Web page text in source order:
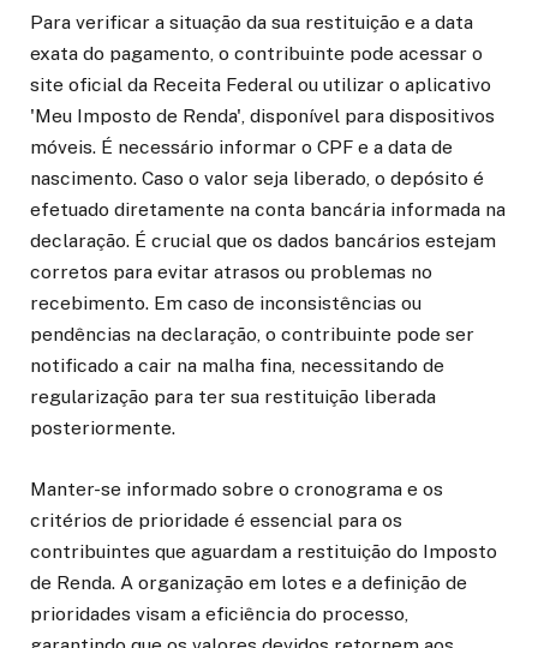
Para verificar a situação da sua restituição e a data
exata do pagamento, o contribuinte pode acessar o
site oficial da Receita Federal ou utilizar o aplicativo
'Meu Imposto de Renda', disponível para dispositivos
móveis. É necessário informar o CPF e a data de
nascimento. Caso o valor seja liberado, o depósito é
efetuado diretamente na conta bancária informada na
declaração. É crucial que os dados bancários estejam
corretos para evitar atrasos ou problemas no
recebimento. Em caso de inconsistências ou
pendências na declaração, o contribuinte pode ser
notificado a cair na malha fina, necessitando de
regularização para ter sua restituição liberada
posteriormente.
Manter-se informado sobre o cronograma e os
critérios de prioridade é essencial para os
contribuintes que aguardam a restituição do Imposto
de Renda. A organização em lotes e a definição de
prioridades visam a eficiência do processo,